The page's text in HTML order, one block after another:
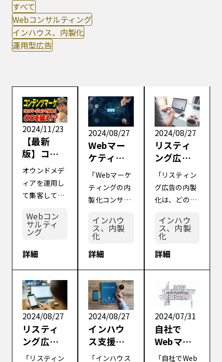
すべて
Webコンサルティング
インハウス、内製化
運用型広告
2024/11/23
【最新
版】コン
テンツマ
ーケティ
ングの限
界とその
突破方法
とは？
オウンドメデ
ィアを運用し
て集客してい
入数のわりに
売上につなが
いない」と感
じるWEB担当
者も多いで
す。 そこで今
回は、「コン
テンツマーケ
ティングから
直接CVはどれ
ほど取れるも
Webコン
サルティ
ング
詳細
2024/08/27
Webマー
ケティン
グの内製
化コンサ
ルを活用
する価値
とは？よ
くある失
い選び方
を紹介
「Webマーケ
ティングの内
製化コンサル
値はどんなと
ころにあるだ
ろうか？」
「自社に合っ
サルの選び方
や、サービス
内容について
知りたい。」
内製化コンサ
ルは、社内に
インハウ
ス、内製
化
詳細
2024/08/27
リスティ
ング広告
を内製化
する流れ
と成功さ
せるコツ
【インハ
ウス化が
理由も紹
介】
「リスティン
グ広告の内製
化は、どのよ
よいのだろう
か？」「リス
ティング広告
を内製化する
外注する判断
する基準があ
るなら知りた
い」 リスティ
ング広告の運
用を自社で行
インハウ
ス、内製
化
詳細
2024/08/27
リスティ
ング広告
を自社運
「リスティン
2024/08/27
インハウ
ス支援を
提供する
「インハウス
2024/07/31
自社で
Webマー
ケティン
「自社でWeb